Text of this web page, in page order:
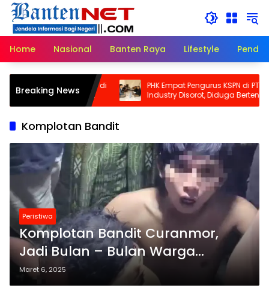
Langsung
konten
Home
Nasional Banten Raya Lifestyle
Breaking News
dan Disekap di
Kuasa Hukum: Ini
Tapi
PHK Empat Pengurus KSPN di PT
Industry Disorot, Diduga
dengan Perlindungan Hak Berserikat
Komplotan Bandit
Peristiwa
Komplotan Bandit Curanmor,
Jadi Bulan – Bulan Warga
Masyarakat Desa Jeungjing
Kecamatan Cisoka
Maret 6, 2025